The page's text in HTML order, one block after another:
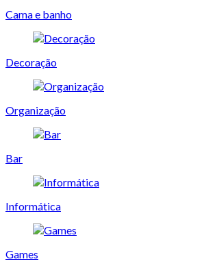
Cama e banho
Decoração
Organização
Bar
Informática
Games